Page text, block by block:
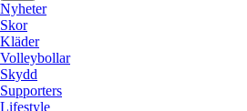
Nyheter
Skor
Kläder
Volleybollar
Skydd
Supporters
Lifestyle